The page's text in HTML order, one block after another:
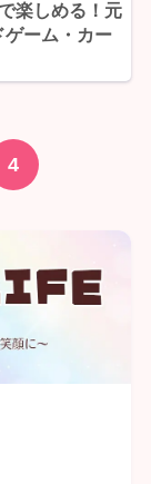
楽しめる！元
ゲーム・カー
4